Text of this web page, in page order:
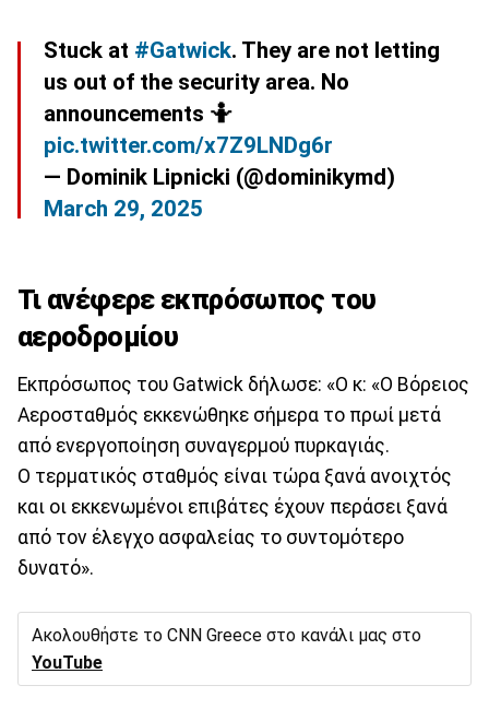
Stuck at #Gatwick. They are not letting
us out of the security area. No
announcements 🤷
pic.twitter.com/x7Z9LNDg6r
— Dominik Lipnicki (@dominikymd)
March 29, 2025
Τι ανέφερε εκπρόσωπος του
αεροδρομίου
Εκπρόσωπος του Gatwick δήλωσε: «Ο κ: «Ο Βόρειος
Αεροσταθμός εκκενώθηκε σήμερα το πρωί μετά
από ενεργοποίηση συναγερμού πυρκαγιάς.
Ο τερματικός σταθμός είναι τώρα ξανά ανοιχτός
και οι εκκενωμένοι επιβάτες έχουν περάσει ξανά
από τον έλεγχο ασφαλείας το συντομότερο
δυνατό».
Ακολουθήστε το CNN Greece στο κανάλι μας στο
YouTube